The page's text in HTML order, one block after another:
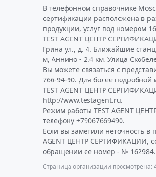
В телефонном справочнике
сертификации расположена в
продукции, услуг под номером
TEST AGENT ЦЕНТР
Грина ул., д. 4. Ближайшие
м, Аннино - 2.4 км, Улица
Вы можете связаться с
766-94-90. Для более
TEST AGENT ЦЕНТР
http://www.testagent.ru.
Режим работы TEST AGENT
телефону +79067669490.
Если вы заметили неточность в
AGENT ЦЕНТР СЕРТИФИКАЦИИ,
обращении ее номер - № 162984.
Страница организации просмотрена: